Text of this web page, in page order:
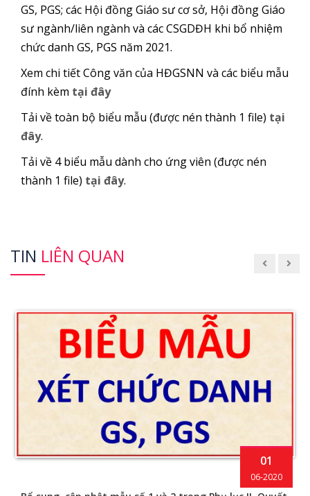
GS, PGS; các Hội đồng Giáo sư cơ sở, Hội đồng Giáo
sư ngành/liên ngành và các CSGDĐH khi bổ nhiệm
chức danh GS, PGS năm 2021.
Xem chi tiết Công văn của HĐGSNN và các biểu mẫu
đính kèm tại đây
Tải về toàn bộ biểu mẫu (được nén thành 1 file) tại
đây.
Tải về 4 biểu mẫu dành cho ứng viên (được nén
thành 1 file) tại đây.
TIN LIÊN QUAN
01
06-2020